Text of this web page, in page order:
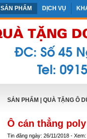
SẢN PHẨM DỊCH VỤ
SẢN PHẨM QUÀ TẶNG Ô
Ô cán thẳng
Tin đăng ngày: 26/11/2018 -